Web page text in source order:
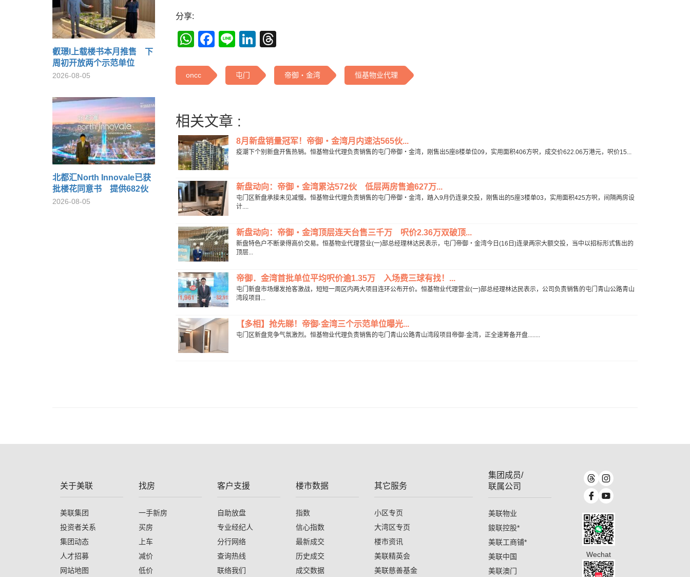
叡璟I上载楼书本月推售 下
周初开放两个示范单位
2026-08-05
北都汇North Innovale已获
批楼花同意书 提供682伙
2026-08-05
分享:
WhatsApp
Facebook
LineLinkedIn
oncc 屯门 帝御‧金湾 恒基物业代理
相关文章 :
8月新盘销量冠军！帝御‧金湾月内速沽565伙...
疫潮下个别新盘开售热销。恒基物业代理负责销售的屯门帝御‧金湾，刚售出5座8楼单位09，实用面积406方呎，成交价622.06万港元，呎价15...
新盘动向：帝御‧金湾累沽572伙 低层两房售逾627万...
屯门区新盘承接未见减慢。恒基物业代理负责销售的屯门帝御‧金湾，踏入9月仍连录交投，刚售出的5座3楼单03，实用面积425方呎，间隔两房设
计....
新盘动向：帝御‧金湾顶层连天台售三千万 呎价2.36万双破顶...
新盘特色户不断录得高价交易。恒基物业代理营业(一)部总经理林达民表示，屯门帝御‧金湾今日(16日)连录两宗大额交投，当中以招标形式售出的
顶层...
帝御．金湾首批单位平均呎价逾1.35万 入场费三球有找！...
屯门新盘市场爆发抢客激战，短短一周区内两大项目连环公布开价。恒基物业代理营业(一)部总经理林达民表示，公司负责销售的屯门青山公路青山
湾段项目...
【多相】抢先睇！帝御·金湾三个示范单位曝光...
屯门区新盘竞争气氛激烈。恒基物业代理负责销售的屯门青山公路青山湾段项目帝御·金湾，正全速筹备开盘........
关于美联
美联集团
投资者关系
集团动态
人才招募
网站地图
找房
一手新房
买房
上车
减价
低价
客户支援
自助放盘
专业经纪人
分行网络
查询热线
联络我们
楼市数据
指数
信心指数
最新成交
历史成交
成交数据
其它服务
小区专页
大湾区专页
楼市资讯
美联精英会
美联慈善基金
集团成员/
联属公司
美联物业
鋑联控股*
美联工商铺*
美联中国
美联澳门
Wechat